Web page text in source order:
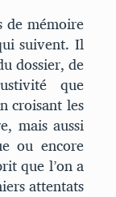
de mémoire
suivent. Il
dossier, de
que
croisant les
mais aussi
ou encore
que l’on a
attentats